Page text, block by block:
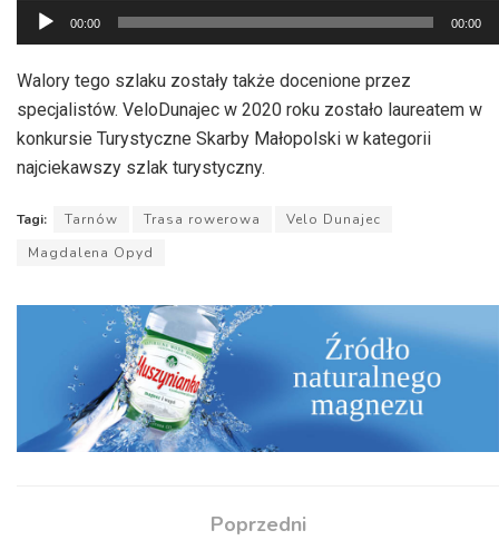
Odtwarzacz
plików
dźwiękowych
00:00 00:00
Walory tego szlaku zostały także docenione przez
specjalistów. VeloDunajec w 2020 roku zostało laureatem w
konkursie Turystyczne Skarby Małopolski w kategorii
najciekawszy szlak turystyczny.
Tagi: Tarnów Trasa rowerowa
Velo Dunajec
Magdalena Opyd
Poprzedni